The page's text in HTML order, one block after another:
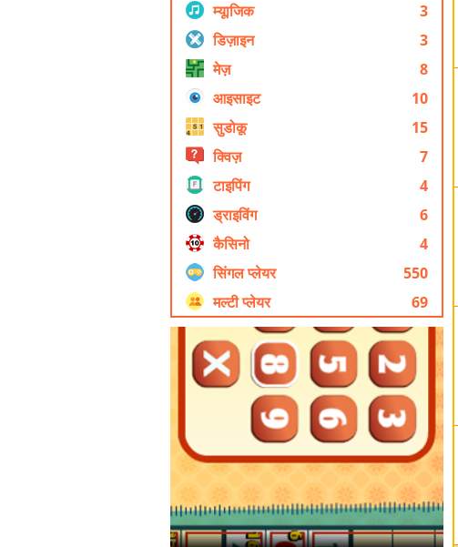
म्यूाजिक
3
डिज़ाइन
3
मेज़
8
आइसाइट
10
सुडोकू
15
क्विज़
7
टाइपिंग
4
ड्राइविंग
6
कैसिनो
4
सिंगल प्लेयर
550
मल्टी प्लेयर
69